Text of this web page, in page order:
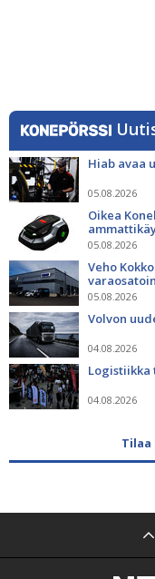
Hiab avaa
05.08.2026
Oikea
05.08.2026
Veho
05.08.2026
Volvon
04.08.2026
Logistiikka
04.08.2026